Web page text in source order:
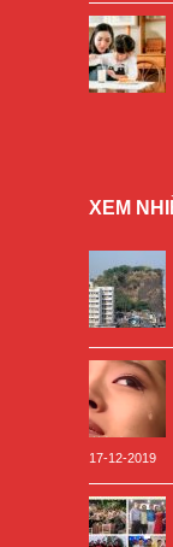
XEM
17-12-2019